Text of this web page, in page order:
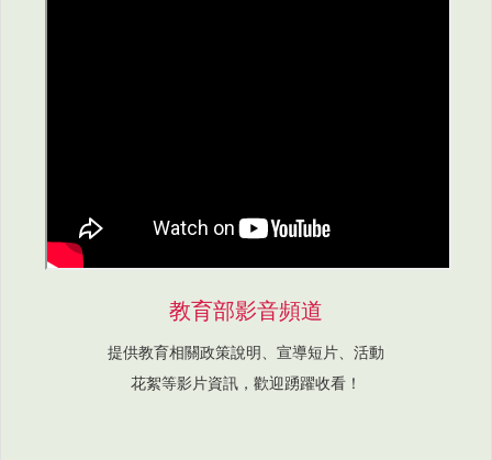
教育部影音頻道
提供教育相關政策說明、宣導短片、活動
花絮等影片資訊，歡迎踴躍收看！